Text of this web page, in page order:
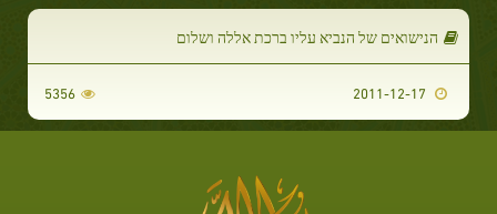
הנישואים של הנביא עליו ברכת אללה ושלום
5356